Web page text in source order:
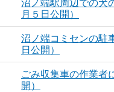
沼ノ端駅周辺での犬
月５日公開）
沼ノ端コミセンの駐
日公開）
ごみ収集車の作業者
開）